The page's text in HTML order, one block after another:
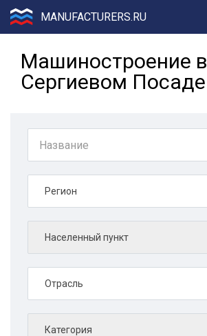
MANUFACTURERS.RU
Машиностроение в
Сергиевом Посаде
Регион
Населенный пункт
Отрасль
Категория